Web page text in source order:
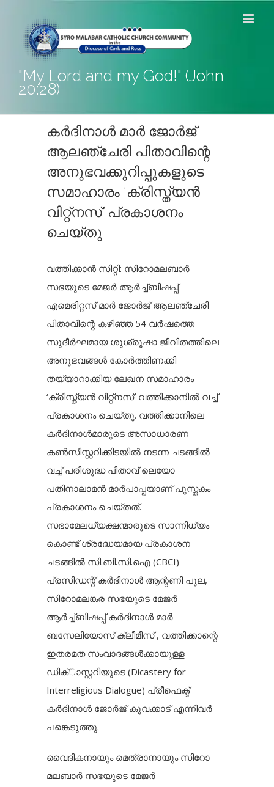
content
"My Lord and my God!" (John
20:28)
കർദിനാൾ മാർ ജോർജ്
ആലഞ്ചേരി പിതാവിന്റെ
അനുഭവക്കുറിപ്പുകളുടെ
സമാഹാരം ‘ക്രിസ്ത്യൻ
വിറ്റ്നസ്’ പ്രകാശനം
ചെയ്തു
വത്തിക്കാൻ സിറ്റി: സിറോമലബാർ
സഭയുടെ മേജർ ആർച്ച്ബിഷപ്പ്
എമെരിറ്റസ് മാർ ജോർജ് ആലഞ്ചേരി
പിതാവിന്റെ കഴിഞ്ഞ 54 വർഷത്തെ
സുദീർഘമായ ശുശ്രൂഷാ ജീവിതത്തിലെ
അനുഭവങ്ങൾ കോർത്തിണക്കി
തയ്യാറാക്കിയ ലേഖന സമാഹാരം
‘ക്രിസ്ത്യൻ വിറ്റ്നസ്’ വത്തിക്കാനിൽ വച്ച്
പ്രകാശനം ചെയ്തു. വത്തിക്കാനിലെ
കർദിനാൾമാരുടെ അസാധാരണ
കൺസിസ്റ്ററിക്കിടയിൽ നടന്ന ചടങ്ങിൽ
വച്ച് പരിശുദ്ധ പിതാവ് ലെയോ
പതിനാലാമൻ മാർപാപ്പയാണ് പുസ്തകം
പ്രകാശനം ചെയ്തത്.
സഭാമേലധ്യക്ഷന്മാരുടെ സാന്നിധ്യം
കൊണ്ട് ശ്രദ്ധേയമായ പ്രകാശന
ചടങ്ങിൽ സി.ബി.സി.ഐ (CBCI)
പ്രസിഡന്റ് കർദിനാൾ ആന്റണി പൂല,
സിറോമലങ്കര സഭയുടെ മേജർ
ആർച്ച്ബിഷപ്പ് കർദിനാൾ മാർ
ബസേലിയോസ് ക്ലീമീസ് , വത്തിക്കാന്റെ
ഇതരമത സംവാദങ്ങൾക്കായുള്ള
ഡിക്ാസ്റ്ററിയുടെ (Dicastery for
Interreligious Dialogue) പ്രീഫെക്ട്
കർദിനാൾ ജോർജ് കൂവക്കാട് എന്നിവർ
പങ്കെടുത്തു.
വൈദികനായും മെത്രാനായും സിറോ
മലബാർ സഭയുടെ മേജർ